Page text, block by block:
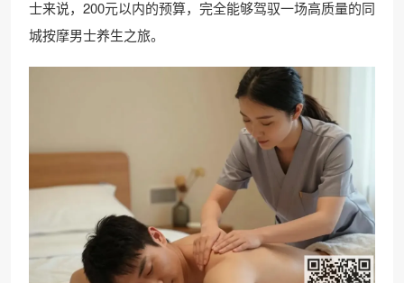
士来说，200元以内的预算，完全能够驾驭一场高质量的同
城按摩男士养生之旅。